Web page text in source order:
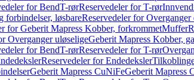
for BendT-rørReservedeler for T-rør
forbindelser, løsbareReservedeler for
for Geberit Mapress Kobber, forkrommetMuffer
Overganger uløseligeGeberit Mapress Kobber,
for BendT-rørReservedeler for T-rør
Reservedeler for Endedeksler
Geberit Mapress CuNiFeGeberit Mapress